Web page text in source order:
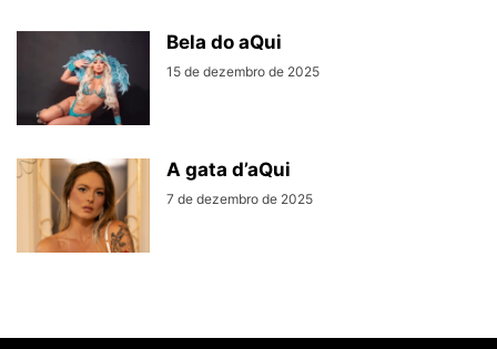
Bela do aQui
15 de dezembro de 2025
A gata d’aQui
7 de dezembro de 2025